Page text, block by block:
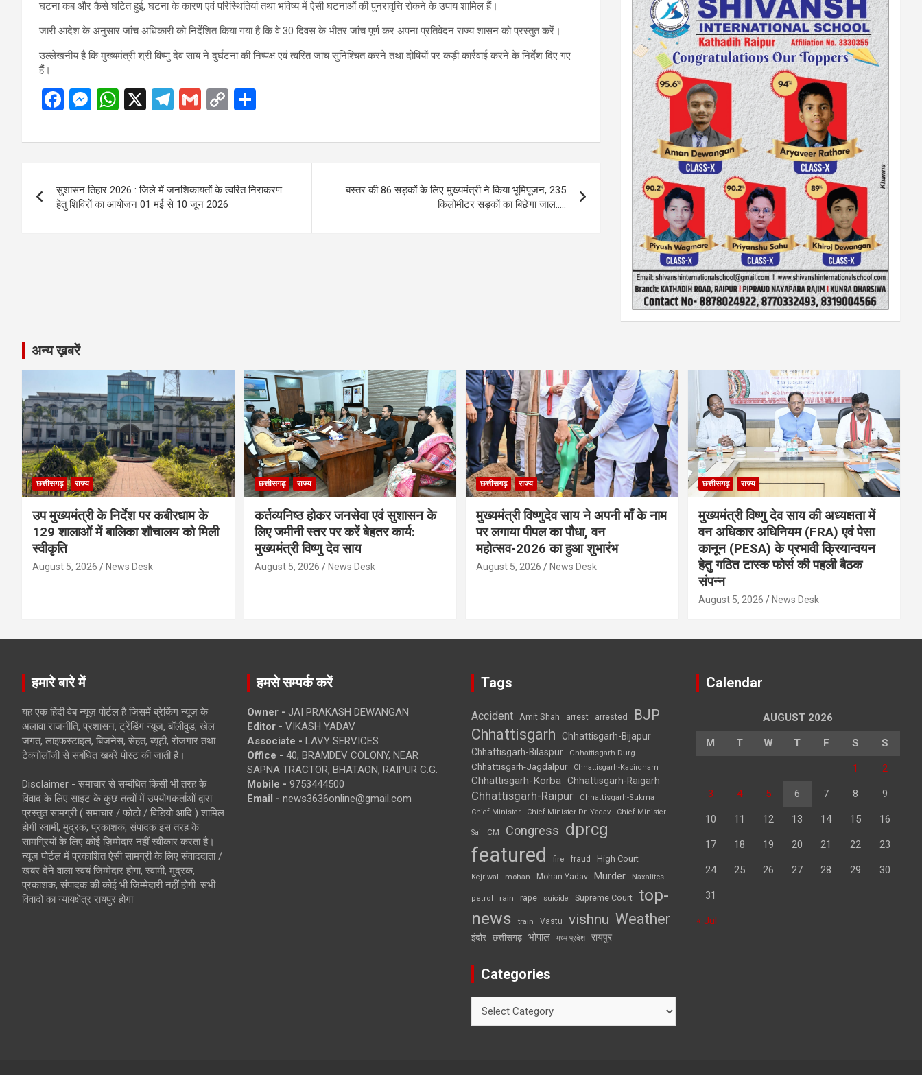
घटना कब और कैसे घटित हुई, घटना के कारण एवं परिस्थितियां तथा भविष्य में ऐसी घटनाओं की पुनरावृत्ति रोकने के उपाय शामिल हैं।
जारी आदेश के अनुसार जांच अधिकारी को निर्देशित किया गया है कि वे 30 दिवस के भीतर जांच पूर्ण कर अपना प्रतिवेदन राज्य शासन को प्रस्तुत करें।
उल्लेखनीय है कि मुख्यमंत्री श्री विष्णु देव साय ने दुर्घटना की निष्पक्ष एवं त्वरित जांच सुनिश्चित करने तथा दोषियों पर कड़ी कार्रवाई करने के निर्देश दिए गए
हैं।
F
ce
o
o
k
M
se
g
er
W
at
A
p
p
X
T
e
a
m
G
ail
C
py
n
ar
navigation
सुशासन तिहार 2026 : जिले में जनशिकायतों के त्वरित निराकरण
हेतु शिविरों का आयोजन 01 मई से 10 जून 2026
बस्तर की 86 सड़कों के लिए मुख्यमंत्री ने किया भूमिपूजन, 235
किलोमीटर सड़कों का बिछेगा जाल…..
अन्य ख़बरें
छत्तीसगढ़ राज्य
उप मुख्यमंत्री के निर्देश पर कबीरधाम के
129 शालाओं में बालिका शौचालय को मिली
स्वीकृति
August 5, 2026 News Desk
छत्तीसगढ़ राज्य
कर्तव्यनिष्ठ होकर जनसेवा एवं सुशासन के
लिए जमीनी स्तर पर करें बेहतर कार्य:
मुख्यमंत्री विष्णु देव साय
August 5, 2026 News Desk
छत्तीसगढ़ राज्य
मुख्यमंत्री विष्णुदेव साय ने अपनी माँ के नाम
पर लगाया पीपल का पौधा, वन
महोत्सव-2026 का हुआ शुभारंभ
August 5, 2026 News Desk
छत्तीसगढ़ राज्य
मुख्यमंत्री विष्णु देव साय की अध्यक्षता में
वन अधिकार अधिनियम (FRA) एवं पेसा
कानून (PESA) के प्रभावी क्रियान्वयन
हेतु गठित टास्क फोर्स की पहली बैठक
संपन्न
August 5, 2026 News Desk
हमारे बारे में
यह एक हिंदी वेब न्यूज़ पोर्टल है जिसमें ब्रेकिंग न्यूज़ के
अलावा राजनीति, प्रशासन, ट्रेंडिंग न्यूज, बॉलीवुड, खेल
जगत, लाइफस्टाइल, बिजनेस, सेहत, ब्यूटी, रोजगार तथा
टेक्नोलॉजी से संबंधित खबरें पोस्ट की जाती है।
Disclaimer - समाचार से सम्बंधित किसी भी तरह के
विवाद के लिए साइट के कुछ तत्वों में उपयोगकर्ताओं द्वारा
प्रस्तुत सामग्री ( समाचार / फोटो / विडियो आदि ) शामिल
होगी स्वामी, मुद्रक, प्रकाशक, संपादक इस तरह के
सामग्रियों के लिए कोई ज़िम्मेदार नहीं स्वीकार करता है।
न्यूज़ पोर्टल में प्रकाशित ऐसी सामग्री के लिए संवाददाता /
खबर देने वाला स्वयं जिम्मेदार होगा, स्वामी, मुद्रक,
प्रकाशक, संपादक की कोई भी जिम्मेदारी नहीं होगी. सभी
विवादों का न्यायक्षेत्र रायपुर होगा
हमसे सम्पर्क करें
Owner - JAI PRAKASH DEWANGAN
Editor - VIKASH YADAV
Associate - LAVY SERVICES
Office - 40, BRAMDEV COLONY, NEAR
SAPNA TRACTOR, BHATAON, RAIPUR C.G.
Mobile - 9753444500
Email - news3636online@gmail.com
Tags
Accident Amit Shah arrest arrested BJP
Chhattisgarh
Chhattisgarh-Bijapur
Chhattisgarh-Bilaspur
Chhattisgarh-Durg
Chhattisgarh-Jagdalpur Chhattisgarh-Kabirdham
Chhattisgarh-Korba Chhattisgarh-Raigarh
Chhattisgarh-Raipur
Chhattisgarh-Sukma
Chief Minister
Chief Minister Dr. Yadav Chief Minister
Sai CM Congress dprcg
featured fire fraud High Court
Kejriwal mohan Mohan Yadav Murder Naxalites
petrol rain rape suicide Supreme Court top-
news
train Vastu vishnu Weather
इंदौर छत्तीसगढ़ भोपाल मध्य प्रदेश रायपुर
Categories
Calendar
AUGUST 2026
M T W T F S S
1 2
3 4 5 6 7 8 9
10 11 12 13 14 15 16
17 18 19 20 21 22 23
24 25 26 27 28 29 30
31
« Jul